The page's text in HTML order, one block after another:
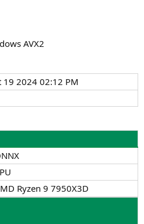
AVX2
19 2024 02:12 PM
Ryzen 9 7950X3D